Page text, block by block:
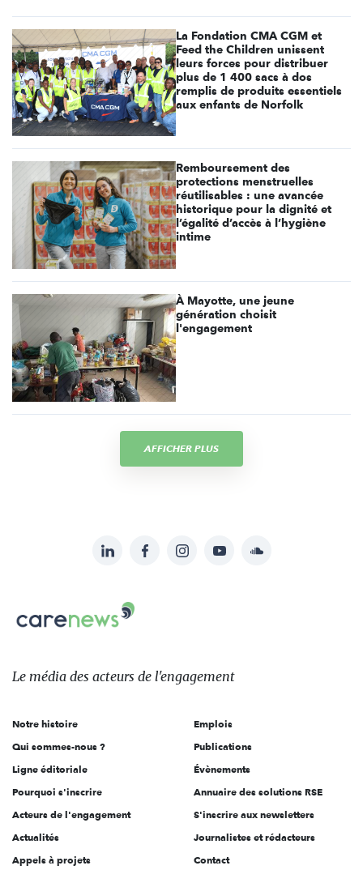
La Fondation CMA CGM et
Feed the Children unissent
leurs forces pour distribuer
plus de 1 400 sacs à dos
remplis de produits essentiels
aux enfants de Norfolk
Remboursement des
protections menstruelles
réutilisables : une avancée
historique pour la dignité et
l’égalité d’accès à l’hygiène
intime
À Mayotte, une jeune
génération choisit
l'engagement
AFFICHER PLUS
sur:
LinkedInFacebookInstagramYouTubeSoundcloud
Carenews,
Le
des
l'engagement
Le média des acteurs de l'engagement
Notre histoire
Qui sommes-nous ?
Ligne éditoriale
Pourquoi s'inscrire
Acteurs de l'engagement
Actualités
Appels à projets
Emplois
Publications
Évènements
Annuaire des solutions RSE
S'inscrire aux newsletters
Journalistes et rédacteurs
Contact